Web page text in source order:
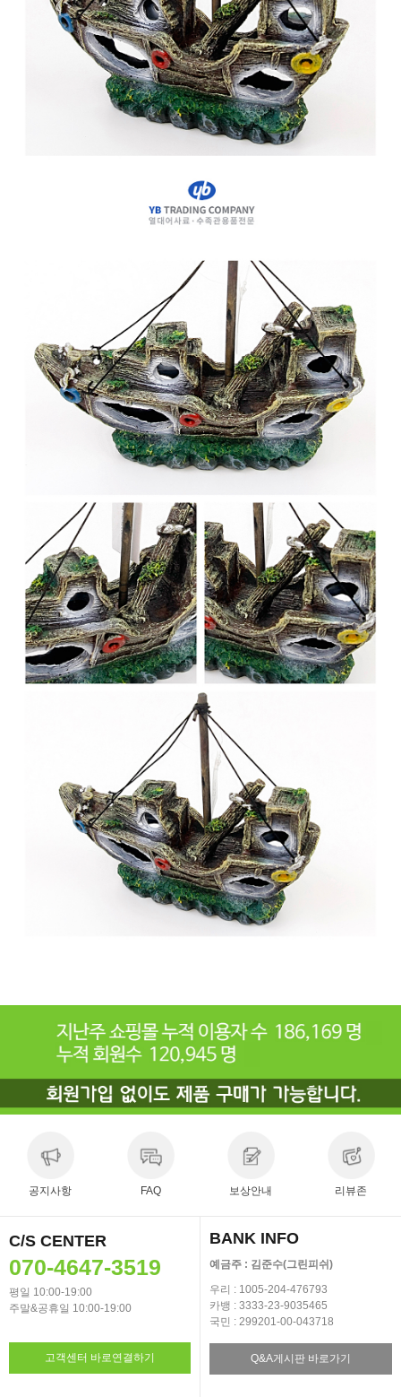
공지사항 FAQ 보상안내 리뷰존
C/S CENTER
070-4647-3519
평일 10:00-19:00
주말&공휴일 10:00-19:00
고객센터 바로연결하기
BANK INFO
예금주 : 김준수(그린피쉬)
우리 : 1005-204-476793
카뱅 : 3333-23-9035465
국민 : 299201-00-043718
Q&A게시판 바로가기